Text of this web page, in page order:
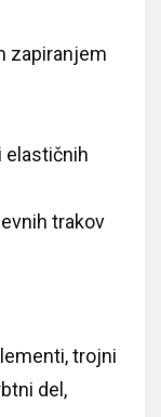
zapiranjem
elastičnih
trakov
trojni
del,